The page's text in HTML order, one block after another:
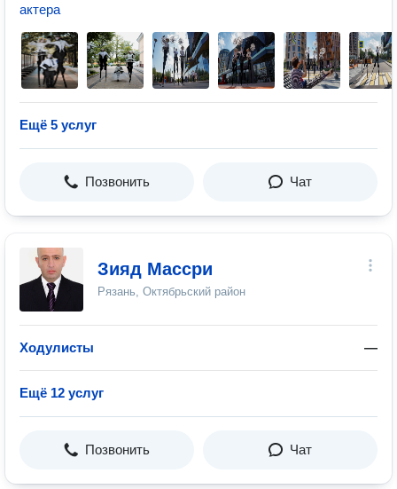
актера
Ещё 5 услуг
Позвонить Чат
Зияд Массри
Рязань, Октябрьский район
Ходулисты —
Ещё 12 услуг
Позвонить Чат